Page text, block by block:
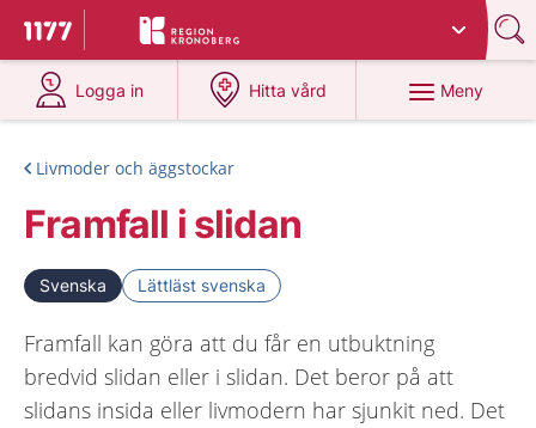
Till startsidan för 1177
Du har valt region
Logga in
på 1177.se
Hitta vård
på 1177.se
Meny
Livmoder och äggstockar
Framfall i slidan
Svenska Lättläst svenska
Framfall kan göra att du får en utbuktning
bredvid slidan eller i slidan. Det beror på att
slidans insida eller livmodern har sjunkit ned. Det